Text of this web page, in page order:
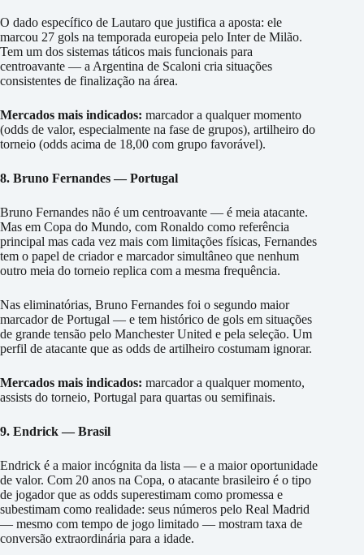
O dado específico de Lautaro que justifica a aposta: ele
marcou 27 gols na temporada europeia pelo Inter de Milão.
Tem um dos sistemas táticos mais funcionais para
centroavante — a Argentina de Scaloni cria situações
consistentes de finalização na área.
Mercados mais indicados: marcador a qualquer momento
(odds de valor, especialmente na fase de grupos), artilheiro do
torneio (odds acima de 18,00 com grupo favorável).
8. Bruno Fernandes — Portugal
Bruno Fernandes não é um centroavante — é meia atacante.
Mas em Copa do Mundo, com Ronaldo como referência
principal mas cada vez mais com limitações físicas, Fernandes
tem o papel de criador e marcador simultâneo que nenhum
outro meia do torneio replica com a mesma frequência.
Nas eliminatórias, Bruno Fernandes foi o segundo maior
marcador de Portugal — e tem histórico de gols em situações
de grande tensão pelo Manchester United e pela seleção. Um
perfil de atacante que as odds de artilheiro costumam ignorar.
Mercados mais indicados: marcador a qualquer momento,
assists do torneio, Portugal para quartas ou semifinais.
9. Endrick — Brasil
Endrick é a maior incógnita da lista — e a maior oportunidade
de valor. Com 20 anos na Copa, o atacante brasileiro é o tipo
de jogador que as odds superestimam como promessa e
subestimam como realidade: seus números pelo Real Madrid
— mesmo com tempo de jogo limitado — mostram taxa de
conversão extraordinária para a idade.